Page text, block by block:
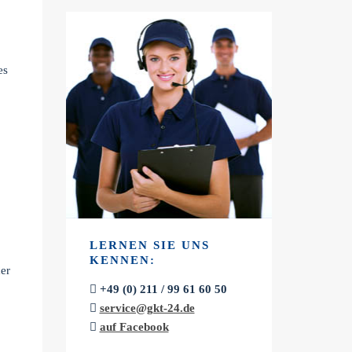
LERNEN SIE UNS
KENNEN:
+49 (0) 211 / 99 61 60 50
service@gkt-24.de
auf Facebook